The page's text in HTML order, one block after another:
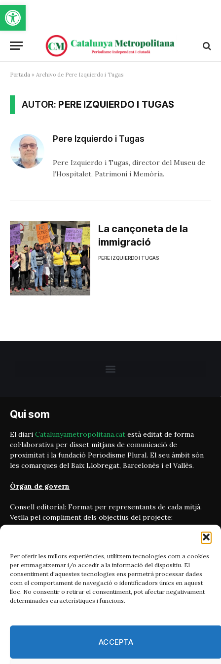
Obre la barra d'eines
Per oferir les millors experiències, utilitzem tecnologies com a cookies
per emmagatzemar i/o accedir a la informació del dispositiu. El
consentiment d'aquestes tecnologies ens permetrà processar dades
com el comportament de navegació o identificadors únics en aquest
lloc. No consentir o retirar el consentiment, pot afectar negativament
determinades característiques i funcions.
ACCEPTA
Portada » Archivo de Pere Izquierdo i Tugas
AUTOR: PERE IZQUIERDO I TUGAS
Pere Izquierdo i Tugas
Pere Izquierdo i Tugas, director del Museu de
l’Hospitalet, Patrimoni i Memòria.
La cançoneta de la
immigració
PERE IZQUIERDO I TUGAS
Qui som
El diari Catalunyametropolitana.cat està editat de forma
col·laborativa per disset mitjans de comunicació de
proximitat i la fundació Periodisme Plural. El seu àmbit són
les comarques del Baix Llobregat, Barcelonès i el Vallès.
Òrgan de govern
Consell editorial: Format per representants de cada mitjà.
Vetlla pel compliment dels objectius del projecte:
periodisme independent, ètic i amb vocació transformadora.
Carrer Bailén 5, principal.
08010, Barcelona
Contacta'ns
catmet@periodismeplural.cat
932 311 247